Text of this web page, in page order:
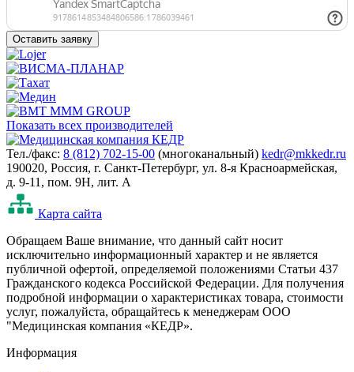
Оставить заявку
Показать всех производителей
Тел./факс: 8 (812) 702-15-00 (многоканальный) kedr@mkkedr.ru
190020, Россия, г. Санкт-Петербург, ул. 8-я Красноармейская,
д. 9-11, пом. 9Н, лит. А
Карта сайта
Oбращаем Ваше внимание, что данный сайт носит
исключительно информационный характер и не является
публичной офертой, определяемой положениями Статьи 437
Гражданского кодекса Российской Федерации. Для получения
подробной информации о характеристиках товара, стоимости
услуг, пожалуйста, обращайтесь к менеджерам ООО
"Медицинская компания «КЕДР».
Информация